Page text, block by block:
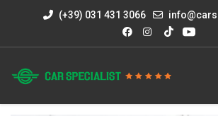
(+39) 031 431 3066